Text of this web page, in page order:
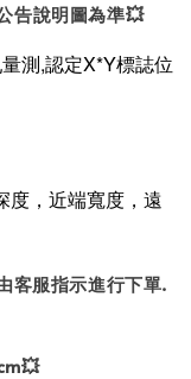
告說明圖為準💥
測,認定X*Y標誌位
度，近端寬度，遠
客服指示進行下單.